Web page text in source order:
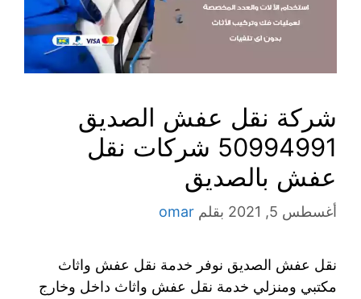
شركة نقل عفش الصديق
50994991 شركات نقل
عفش بالصديق
أغسطس 5, 2021 بقلم omar
نقل عفش الصديق نوفر خدمة نقل عفش واثاث
مكتبي ومنزلي خدمة نقل عفش واثاث داخل وخارج